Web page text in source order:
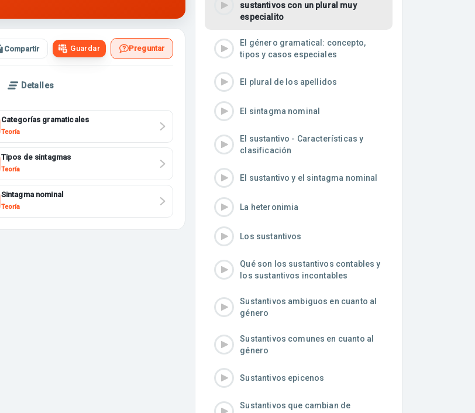
Compartir Guardar Preguntar
Detalles
Categorías gramaticales
Teoría
Tipos de sintagmas
Teoría
Sintagma nominal
Teoría
sustantivos con un plural muy
especialito
El género gramatical: concepto,
tipos y casos especiales
El plural de los apellidos
El sintagma nominal
El sustantivo - Características y
clasificación
El sustantivo y el sintagma nominal
La heteronimia
Los sustantivos
Qué son los sustantivos contables y
los sustantivos incontables
Sustantivos ambiguos en cuanto al
género
Sustantivos comunes en cuanto al
género
Sustantivos epicenos
Sustantivos que cambian de